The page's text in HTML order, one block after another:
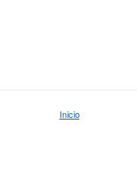
Inicio